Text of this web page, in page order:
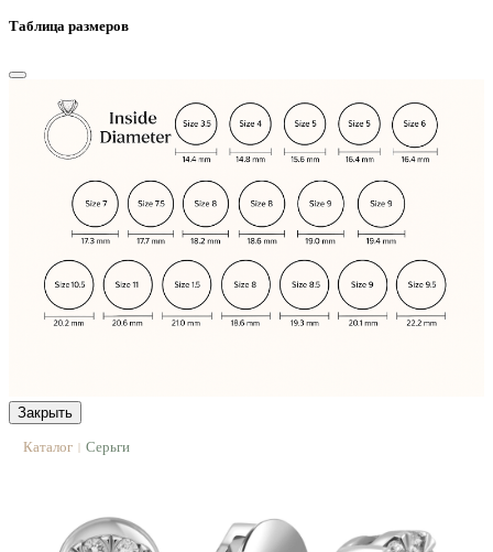
Таблица размеров
Закрыть
Каталог | Серьги